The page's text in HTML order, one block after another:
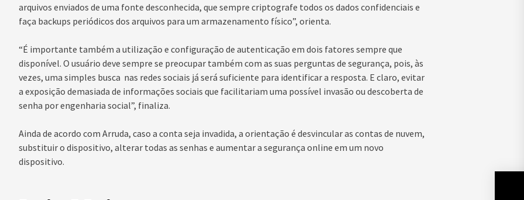
arquivos enviados de uma fonte desconhecida, que sempre criptografe todos os dados confidenciais e
faça backups periódicos dos arquivos para um armazenamento físico”, orienta.
“É importante também a utilização e configuração de autenticação em dois fatores sempre que
disponível. O usuário deve sempre se preocupar também com as suas perguntas de segurança, pois, às
vezes, uma simples busca nas redes sociais já será suficiente para identificar a resposta. E claro, evitar
a exposição demasiada de informações sociais que facilitariam uma possível invasão ou descoberta de
senha por engenharia social”, finaliza.
Ainda de acordo com Arruda, caso a conta seja invadida, a orientação é desvincular as contas de nuvem,
substituir o dispositivo, alterar todas as senhas e aumentar a segurança online em um novo
dispositivo.